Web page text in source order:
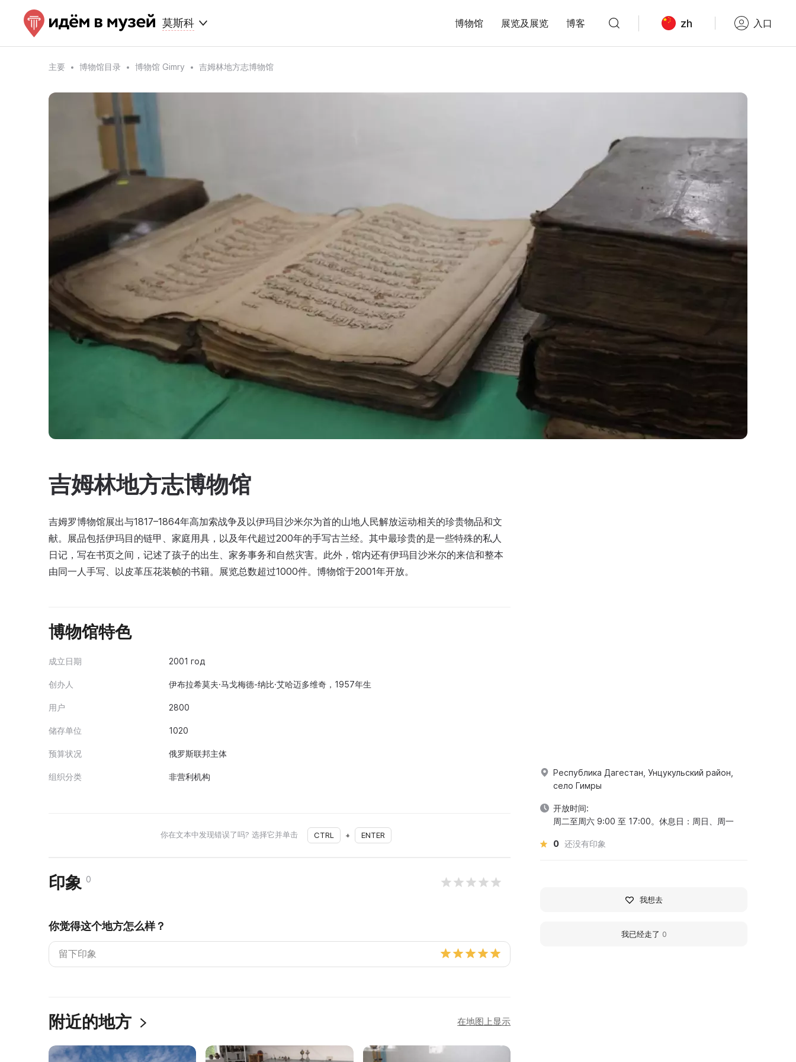
莫斯科 博物馆 展览及展览 博客 zh 入口
主要 博物馆目录 博物馆 Gimry 吉姆林地方志博物馆
吉姆林地方志博物馆
吉姆罗博物馆展出与1817–1864年高加索战争及以伊玛目沙米尔为首的山地人民解放运动相关的珍贵物品和文
献。展品包括伊玛目的链甲、家庭用具，以及年代超过200年的手写古兰经。其中最珍贵的是一些特殊的私人
日记，写在书页之间，记述了孩子的出生、家务事务和自然灾害。此外，馆内还有伊玛目沙米尔的来信和整本
由同一人手写、以皮革压花装帧的书籍。展览总数超过1000件。博物馆于2001年开放。
博物馆特色
成立日期 2001 год
创办人 伊布拉希莫夫·马戈梅德-纳比·艾哈迈多维奇，1957年生
用户 2800
储存单位 1020
预算状况 俄罗斯联邦主体
组织分类 非营利机构
你在文本中发现错误了吗? 选择它并单击 CTRL + ENTER
印象 0
你觉得这个地方怎么样？
附近的地方 在地图上显示
Республика Дагестан, Унцукульский район,
село Гимры
开放时间:
周二至周六 9:00 至 17:00。休息日：周日、周一
0 还没有印象
我想去
我已经走了 0